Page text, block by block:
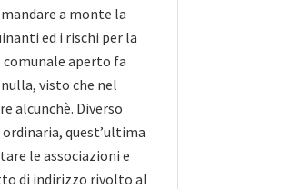
a monte la
ed i rischi per la
aperto fa
visto che nel
alcunchè. Diverso
quest’ultima
le associazioni e
di indirizzo rivolto al